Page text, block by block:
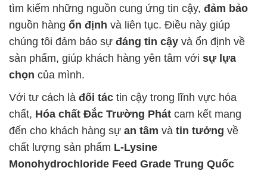
tìm kiếm những nguồn cung ứng tin cậy, đảm bảo
nguồn hàng ổn định và liên tục. Điều này giúp
chúng tôi đảm bảo sự đáng tin cậy và ổn định về
sản phẩm, giúp khách hàng yên tâm với sự lựa
chọn của mình.
Với tư cách là đối tác tin cậy trong lĩnh vực hóa
chất, Hóa chất Đắc Trường Phát cam kết mang
đến cho khách hàng sự an tâm và tin tưởng về
chất lượng sản phẩm L-Lysine
Monohydrochloride Feed Grade Trung Quốc